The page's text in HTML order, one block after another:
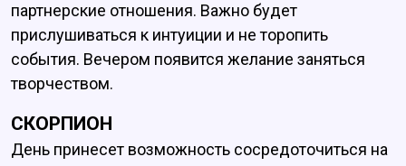
партнерские отношения. Важно будет
прислушиваться к интуиции и не торопить
события. Вечером появится желание заняться
творчеством.
СКОРПИОН
День принесет возможность сосредоточиться на